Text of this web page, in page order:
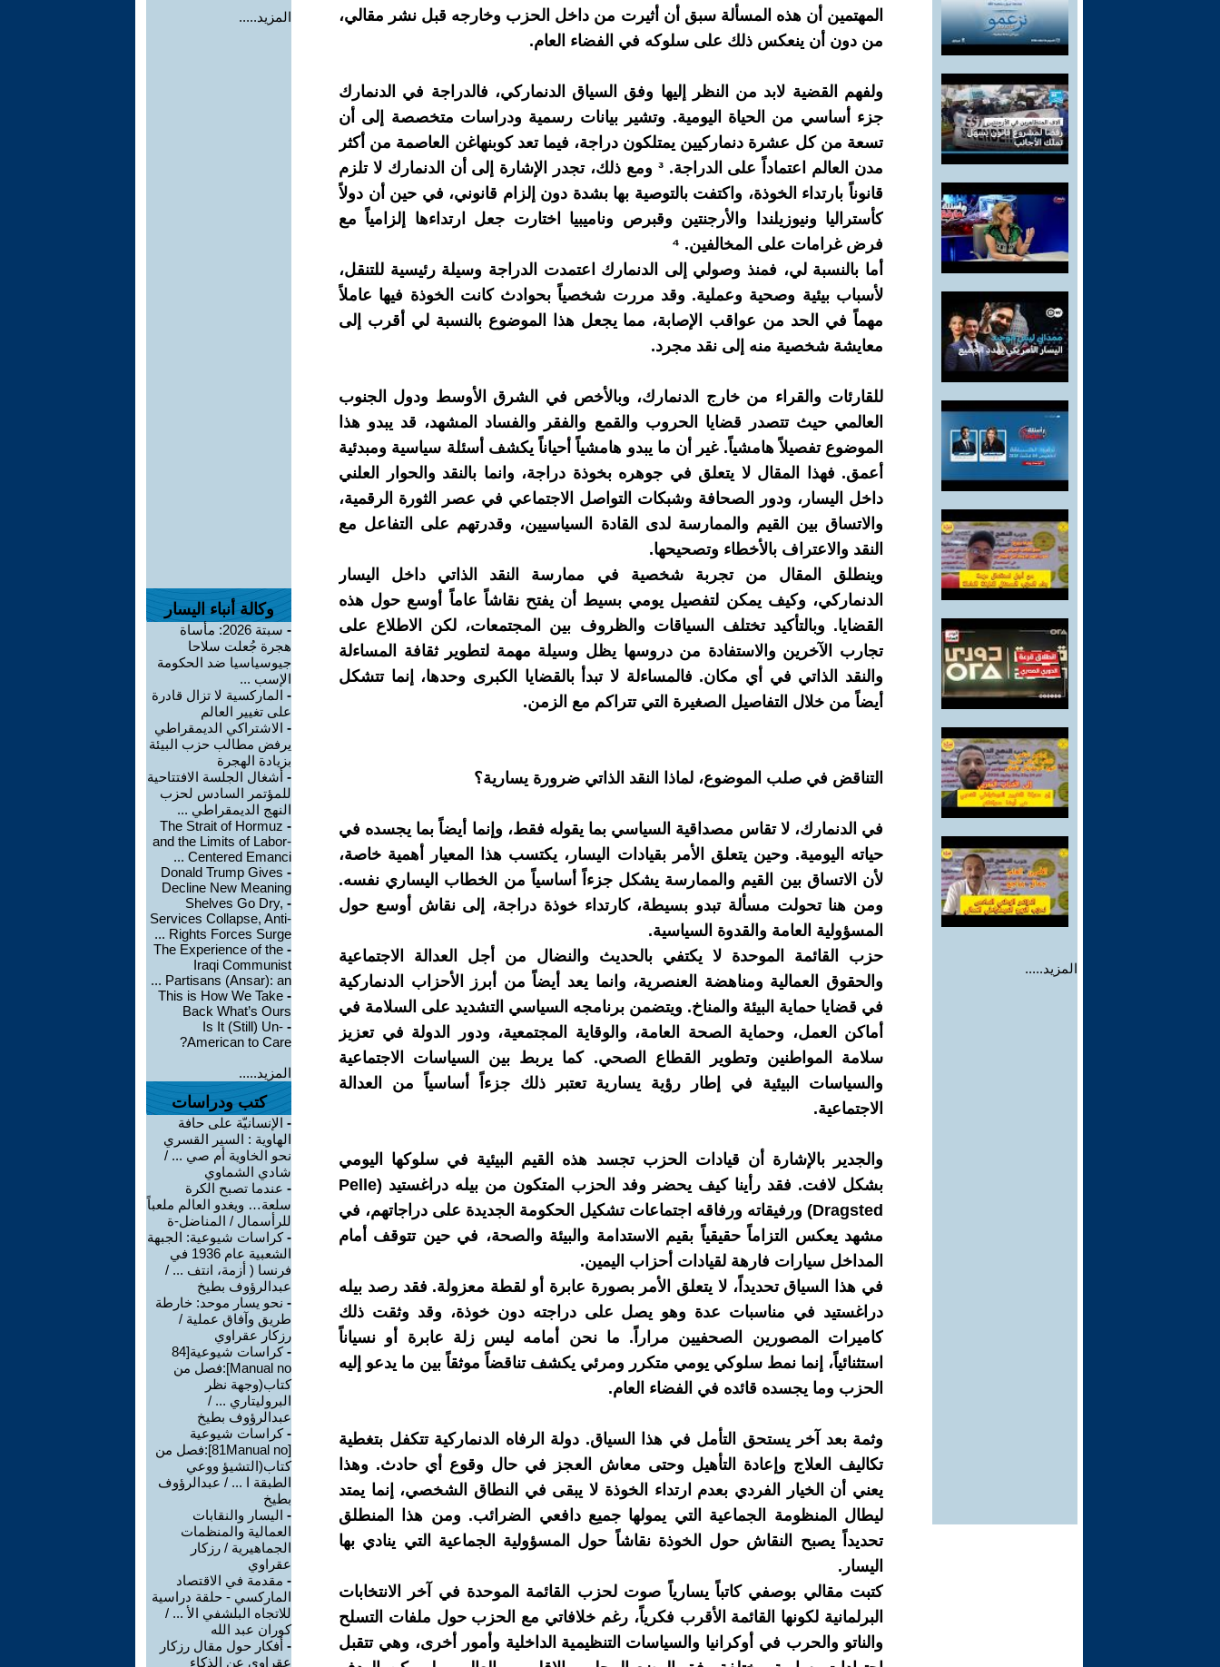
المزيد.....
المهتمين أن هذه المسألة سبق أن أثيرت من داخل الحزب وخارجه قبل نشر مقالي،
من دون أن ينعكس ذلك على سلوكه في الفضاء العام.
ولفهم القضية لابد من النظر إليها وفق السياق الدنماركي، فالدراجة في الدنمارك
جزء أساسي من الحياة اليومية. وتشير بيانات رسمية ودراسات متخصصة إلى أن
تسعة من كل عشرة دنماركيين يمتلكون دراجة، فيما تعد كوبنهاغن العاصمة من أكثر
مدن العالم اعتماداً على الدراجة. ³ ومع ذلك، تجدر الإشارة إلى أن الدنمارك لا تلزم
قانوناً بارتداء الخوذة، واكتفت بالتوصية بها بشدة دون إلزام قانوني، في حين أن دولاً
كأستراليا ونيوزيلندا والأرجنتين وقبرص وناميبيا اختارت جعل ارتداءها إلزامياً مع
فرض غرامات على المخالفين. ⁴
أما بالنسبة لي، فمنذ وصولي إلى الدنمارك اعتمدت الدراجة وسيلة رئيسية للتنقل،
لأسباب بيئية وصحية وعملية. وقد مررت شخصياً بحوادث كانت الخوذة فيها عاملاً
مهماً في الحد من عواقب الإصابة، مما يجعل هذا الموضوع بالنسبة لي أقرب إلى
معايشة شخصية منه إلى نقد مجرد.
للقارئات والقراء من خارج الدنمارك، وبالأخص في الشرق الأوسط ودول الجنوب
العالمي حيث تتصدر قضايا الحروب والقمع والفقر والفساد المشهد، قد يبدو هذا
الموضوع تفصيلاً هامشياً. غير أن ما يبدو هامشياً أحياناً يكشف أسئلة سياسية ومبدئية
أعمق. فهذا المقال لا يتعلق في جوهره بخوذة دراجة، وانما بالنقد والحوار العلني
داخل اليسار، ودور الصحافة وشبكات التواصل الاجتماعي في عصر الثورة الرقمية،
والاتساق بين القيم والممارسة لدى القادة السياسيين، وقدرتهم على التفاعل مع
النقد والاعتراف بالأخطاء وتصحيحها.
وينطلق المقال من تجربة شخصية في ممارسة النقد الذاتي داخل اليسار
الدنماركي، وكيف يمكن لتفصيل يومي بسيط أن يفتح نقاشاً عاماً أوسع حول هذه
القضايا. وبالتأكيد تختلف السياقات والظروف بين المجتمعات، لكن الاطلاع على
تجارب الآخرين والاستفادة من دروسها يظل وسيلة مهمة لتطوير ثقافة المساءلة
والنقد الذاتي في أي مكان. فالمساءلة لا تبدأ بالقضايا الكبرى وحدها، إنما تتشكل
أيضاً من خلال التفاصيل الصغيرة التي تتراكم مع الزمن.
التناقض في صلب الموضوع، لماذا النقد الذاتي ضرورة يسارية؟
في الدنمارك، لا تقاس مصداقية السياسي بما يقوله فقط، وإنما أيضاً بما يجسده في
حياته اليومية. وحين يتعلق الأمر بقيادات اليسار، يكتسب هذا المعيار أهمية خاصة،
لأن الاتساق بين القيم والممارسة يشكل جزءاً أساسياً من الخطاب اليساري نفسه.
ومن هنا تحولت مسألة تبدو بسيطة، كارتداء خوذة دراجة، إلى نقاش أوسع حول
المسؤولية العامة والقدوة السياسية.
حزب القائمة الموحدة لا يكتفي بالحديث والنضال من أجل العدالة الاجتماعية
والحقوق العمالية ومناهضة العنصرية، وانما يعد أيضاً من أبرز الأحزاب الدنماركية
في قضايا حماية البيئة والمناخ. ويتضمن برنامجه السياسي التشديد على السلامة في
أماكن العمل، وحماية الصحة العامة، والوقاية المجتمعية، ودور الدولة في تعزيز
سلامة المواطنين وتطوير القطاع الصحي. كما يربط بين السياسات الاجتماعية
والسياسات البيئية في إطار رؤية يسارية تعتبر ذلك جزءاً أساسياً من العدالة
الاجتماعية.
والجدير بالإشارة أن قيادات الحزب تجسد هذه القيم البيئية في سلوكها اليومي
بشكل لافت. فقد رأينا كيف يحضر وفد الحزب المتكون من بيله دراغستيد (Pelle
Dragsted) ورفيقاته ورفاقه اجتماعات تشكيل الحكومة الجديدة على دراجاتهم، في
مشهد يعكس التزاماً حقيقياً بقيم الاستدامة والبيئة والصحة، في حين تتوقف أمام
المداخل سيارات فارهة لقيادات أحزاب اليمين.
في هذا السياق تحديداً، لا يتعلق الأمر بصورة عابرة أو لقطة معزولة. فقد رصد بيله
دراغستيد في مناسبات عدة وهو يصل على دراجته دون خوذة، وقد وثقت ذلك
كاميرات المصورين الصحفيين مراراً. ما نحن أمامه ليس زلة عابرة أو نسياناً
استثنائياً، إنما نمط سلوكي يومي متكرر ومرئي يكشف تناقضاً موثقاً بين ما يدعو إليه
الحزب وما يجسده قائده في الفضاء العام.
وثمة بعد آخر يستحق التأمل في هذا السياق. دولة الرفاه الدنماركية تتكفل بتغطية
تكاليف العلاج وإعادة التأهيل وحتى معاش العجز في حال وقوع أي حادث. وهذا
يعني أن الخيار الفردي بعدم ارتداء الخوذة لا يبقى في النطاق الشخصي، إنما يمتد
ليطال المنظومة الجماعية التي يمولها جميع دافعي الضرائب. ومن هذا المنطلق
تحديداً يصبح النقاش حول الخوذة نقاشاً حول المسؤولية الجماعية التي ينادي بها
اليسار.
كتبت مقالي بوصفي كاتباً يسارياً صوت لحزب القائمة الموحدة في آخر الانتخابات
البرلمانية لكونها القائمة الأقرب فكرياً، رغم خلافاتي مع الحزب حول ملفات التسلح
والناتو والحرب في أوكرانيا والسياسات التنظيمية الداخلية وأمور أخرى، وهي تتقبل
المزيد.....
وكالة أنباء اليسار
-
سبتة 2026: مأساة
هجرة جُعلت سلاحا
جيوسياسيا ضد الحكومة
الإسب ...
- الماركسية لا تزال قادرة
على تغيير العالم
- الاشتراكي الديمقراطي
يرفض مطالب حزب البيئة
بزيادة الهجرة
- أشغال الجلسة الافتتاحية
للمؤتمر السادس لحزب
النهج الديمقراطي ...
-
The Strait of Hormuz
and the Limits of Labor-
Centered Emanci ...
-
Donald Trump Gives
Decline New Meaning
-
Shelves Go Dry,
Services Collapse, Anti-
Rights Forces Surge ...
-
The Experience of the
Iraqi Communist
Partisans (Ansar): an ...
-
This is How We Take
Back What’s Ours
-
Is It (Still) Un-
American to Care?
المزيد.....
كتب ودراسات
- الإنسانيّة على حافة
الهاوية : السير القسري
نحو الخاوية أم صي ... /
شادي الشماوي
- عندما تصبح الكرة
سلعة… ويغدو العالم ملعباً
للرأسمال / المناضل-ة
-كراسات شيوعية: الجبهة
الشعبية عام 1936 في
فرنسا ( أزمة، انتف ... /
عبدالرؤوف بطيخ
- نحو يسار موحد: خارطة
طريق وآفاق عملية /
رزكار عقراوي
-
كراسات شيوعية[84
Manual no]:فصل من
كتاب(وجهة نظر
البروليتاري ... /
عبدالرؤوف بطيخ
-كراسات شيوعية
[81Manual no]:فصل من
كتاب(التشيؤ ووعي
الطبقة ا ... / عبدالرؤوف
بطيخ
- اليسار والنقابات
العمالية والمنظمات
الجماهيرية / رزكار
عقراوي
- مقدمة في الاقتصاد
الماركسي - حلقة دراسية
للاتجاه البلشفي الأ ... /
كوران عبد الله
- أفكار حول مقال رزكار
عقراوي عن الذكاء